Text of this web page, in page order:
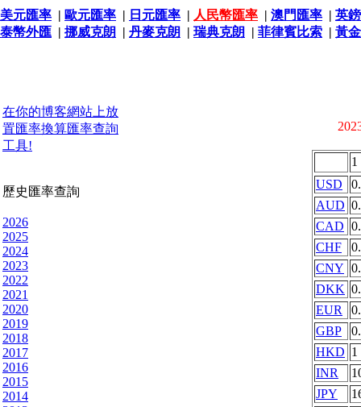
美元匯率 | 歐元匯率 | 日元匯率 | 人民幣匯率 | 澳門匯率 | 英
泰幣外匯 | 挪威克朗 | 丹麥克朗 | 瑞典克朗 | 菲律賓比索 | 黃
在你的博客網站上放
置匯率換算匯率查詢
工具!
歷史匯率查詢
2026
2025
2024
2023
2022
2021
2020
2019
2018
2017
2016
2015
2014
1
USD
AUD
CAD
CHF
CNY
DKK
EUR
GBP
HKD 1
INR
JPY